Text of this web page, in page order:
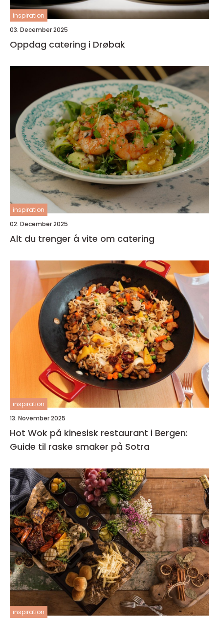
inspiration
03. December 2025
Oppdag catering i Drøbak
inspiration
02. December 2025
Alt du trenger å vite om catering
inspiration
13. November 2025
Hot Wok på kinesisk restaurant i Bergen:
Guide til raske smaker på Sotra
inspiration